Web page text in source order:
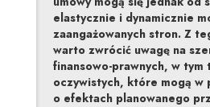
elastycznie i dynamicznie
zaangażowanych stron. Z
warto zwrócić uwagę na
finansowo-prawnych, w tym
oczywistych, które mogą w
o efektach planowanego